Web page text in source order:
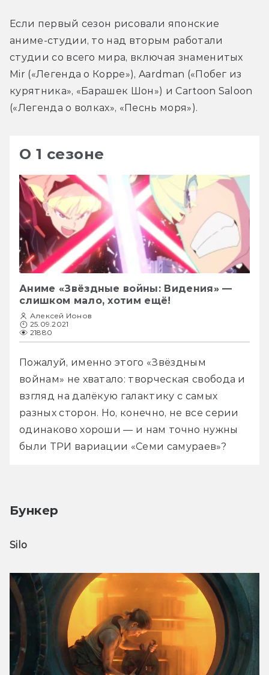
Если первый сезон рисовали японские
аниме-студии, то над вторым работали
студии со всего мира, включая знаменитых
Mir («Легенда о Корре»), Aardman («Побег из
курятника», «Барашек Шон») и Cartoon Saloon
(«Легенда о волках», «Песнь моря»).
О 1 сезоне
Аниме «Звёздные войны: Видения» —
слишком мало, хотим ещё!
Алексей Ионов
25.09.2021
21880
Пожалуй, именно этого «Звёздным
войнам» не хватало: творческая свобода и
взгляд на далёкую галактику с самых
разных сторон. Но, конечно, не все серии
одинаково хороши — и нам точно нужны
были ТРИ вариации «Семи самураев»?
Бункер
Silo